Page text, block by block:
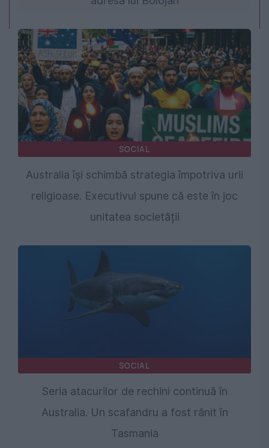
SOCIAL
Australia își schimbă strategia împotriva urii
religioase. Executivul spune că este în joc
unitatea societății
SOCIAL
Seria atacurilor de rechini continuă în
Australia. Un scafandru a fost rănit în
Tasmania